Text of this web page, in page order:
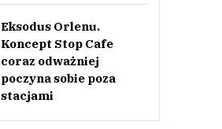
Eksodus Orlenu.
Koncept Stop Cafe
coraz odważniej
poczyna sobie poza
stacjami